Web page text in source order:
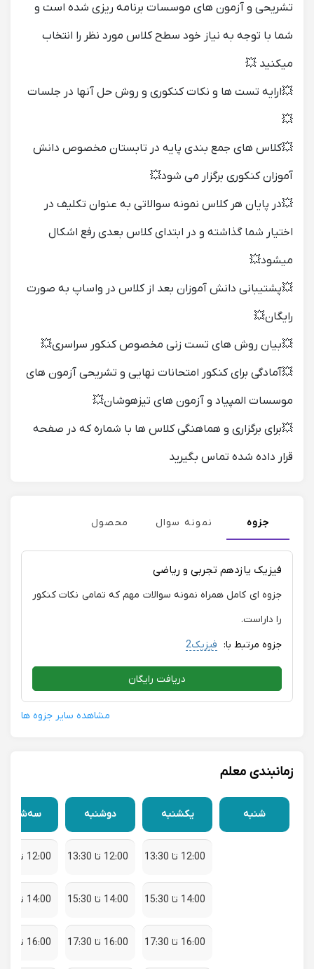
تشریحی و آزمون های موسسات برنامه ریزی شده است و
شما با توجه به نیاز خود سطح کلاس مورد نظر را انتخاب
میکنید 💥
💥ارایه تست ها و نکات کنکوری و روش حل آنها در جلسات
💥
💥کلاس های جمع بندی پایه در تابستان مخصوص دانش
آموزان کنکوری برگزار می شود💥
💥در پایان هر کلاس نمونه سوالاتی به عنوان تکلیف در
اختیار شما گذاشته و در ابتدای کلاس بعدی رفع اشکال
میشود💥
💥پشتیبانی دانش آموزان بعد از کلاس در واساپ به صورت
رایگان💥
💥بیان روش های تست زنی مخصوص کنکور سراسری💥
💥آمادگی برای کنکور امتحانات نهایی و تشریحی آزمون های
موسسات المپیاد و آزمون های تیزهوشان💥
💥برای برگزاری و هماهنگی کلاس ها با شماره که در صفحه
قرار داده شده تماس بگیرید
جزوه نمونه سوال محصول
فیزیک یازدهم تجربی و ریاضی
جزوه ای کامل همراه نمونه سوالات مهم که تمامی نکات کنکور
را داراست.
جزوه مرتبط با: فیزیک2
دریافت رایگان
مشاهده سایر جزوه ها
زمانبندی معلم
شنبه یکشنبه
12:00 تا 13:30
14:00 تا 15:30
16:00 تا 17:30
دوشنبه
12:00 تا 13:30
14:00 تا 15:30
16:00 تا 17:30
سه‌شنبه
12:00 تا 13:30
14:00 تا 15:30
16:00 تا 17:30